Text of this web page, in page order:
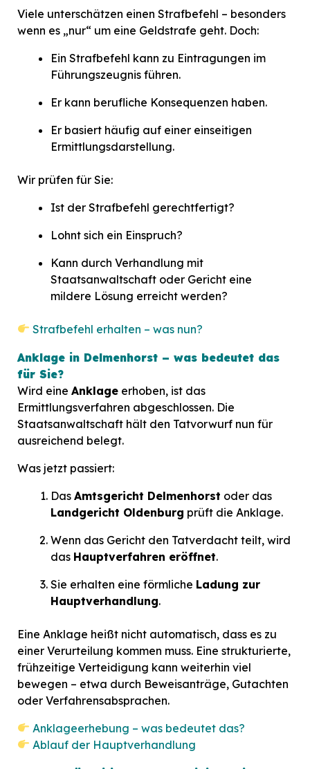
Viele unterschätzen einen Strafbefehl – besonders
wenn es „nur“ um eine Geldstrafe geht. Doch:
Ein Strafbefehl kann zu Eintragungen im
Führungszeugnis führen.
Er kann berufliche Konsequenzen haben.
Er basiert häufig auf einer einseitigen
Ermittlungsdarstellung.
Wir prüfen für Sie:
Ist der Strafbefehl gerechtfertigt?
Lohnt sich ein Einspruch?
Kann durch Verhandlung mit
Staatsanwaltschaft oder Gericht eine
mildere Lösung erreicht werden?
Strafbefehl erhalten – was nun?
Anklage in Delmenhorst – was bedeutet das
für Sie?
Wird eine Anklage erhoben, ist das
Ermittlungsverfahren abgeschlossen. Die
Staatsanwaltschaft hält den Tatvorwurf nun für
ausreichend belegt.
Was jetzt passiert:
Das Amtsgericht Delmenhorst oder das
Landgericht Oldenburg prüft die Anklage.
Wenn das Gericht den Tatverdacht teilt, wird
das Hauptverfahren eröffnet.
Sie erhalten eine förmliche Ladung zur
Hauptverhandlung.
Eine Anklage heißt nicht automatisch, dass es zu
einer Verurteilung kommen muss. Eine strukturierte,
frühzeitige Verteidigung kann weiterhin viel
bewegen – etwa durch Beweisanträge, Gutachten
oder Verfahrensabsprachen.
Anklageerhebung – was bedeutet das?
Ablauf der Hauptverhandlung